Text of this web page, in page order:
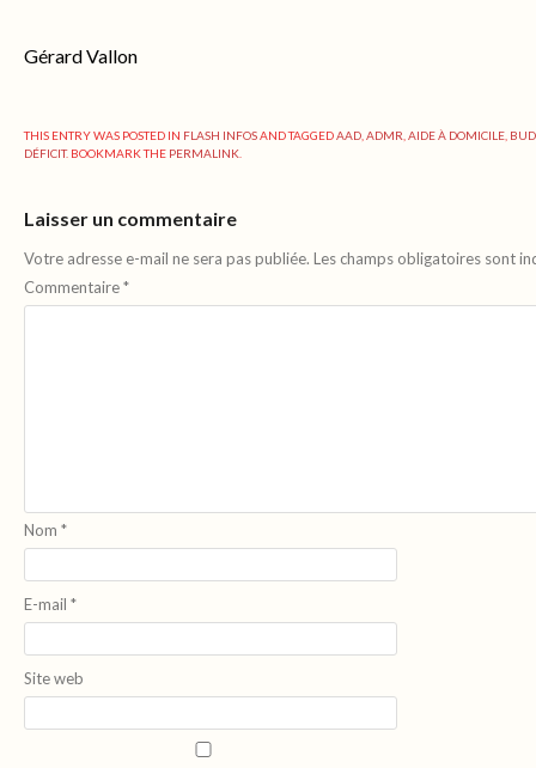
Gérard Vallon
THIS ENTRY WAS POSTED IN FLASH INFOSAND TAGGEDAAD ADMR AIDE À DOMICILE
DÉFICIT. BOOKMARK THE PERMALINK
Laisser un commentaire
Votre adresse e-mail ne sera pas publiée. Les champs obligatoires sont
Commentaire*
Nom *
E-mail *
Site web